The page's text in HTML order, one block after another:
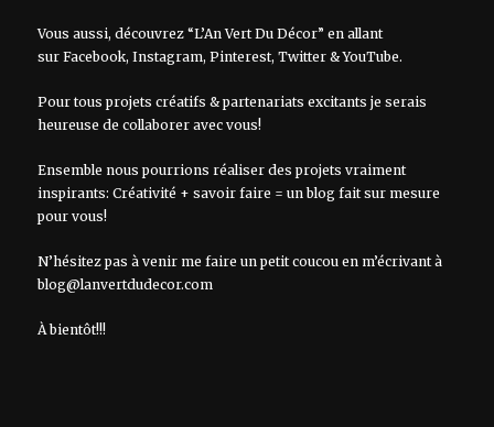
Vous aussi, découvrez “L’An Vert Du Décor” en allant
sur Facebook, Instagram, Pinterest, Twitter&YouTube.
Pour tous projets créatifs & partenariats excitants je serais
heureuse de collaborer avec vous!
Ensemble nous pourrions réaliser des projets vraiment
inspirants: Créativité + savoir faire = un blog fait sur mesure
pour vous!
N’hésitez pas à venir me faire un petit coucou en m’écrivant à
blog@lanvertdudecor.com
À bientôt!!!